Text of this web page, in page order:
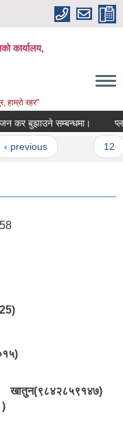
कार्यालय,
रहर"
बुझाउने सम्बन्धमा।
)